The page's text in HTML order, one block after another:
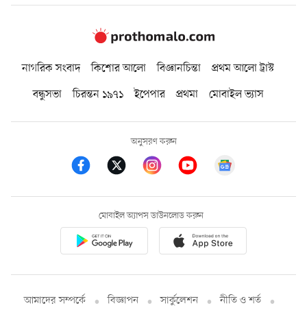
নাগরিক সংবাদ কিশোর আলো বিজ্ঞানচিন্তা
প্রথম আলো ট্রাস্ট
বন্ধুসভা
চিরন্তন ১৯৭১ ইপেপার প্রথমা মোবাইল ভ্যাস
অনুসরণ করুন
মোবাইল অ্যাপস ডাউনলোড করুন
আমাদের সম্পর্কে বিজ্ঞাপন সার্কুলেশন নীতি ও শর্ত